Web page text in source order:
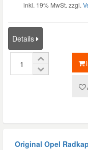
inkl. 19% MwSt. zzgl.
Details
Original Opel